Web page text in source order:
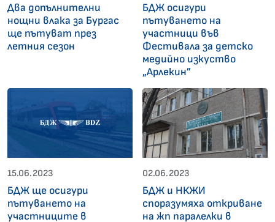
Два допълнителни
нощни влака за Бургас
ще пътуват през
летния сезон
БДЖ осигури
пътуването на
участници във
Фестивала за детско
медийно изкуство
„Арлекин”
15.06.2023
БДЖ ще осигури
пътуването на
участниците в
02.06.2023
БДЖ и НКЖИ
споразумяха откриване
на жп паралелки в